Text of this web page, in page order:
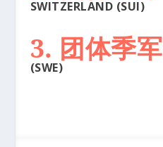
SWITZERLAND (SUI)
3. 团体季军
(SWE)